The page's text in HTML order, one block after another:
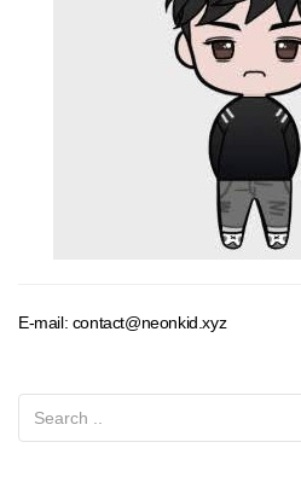
E-mail: contact@neonkid.xyz